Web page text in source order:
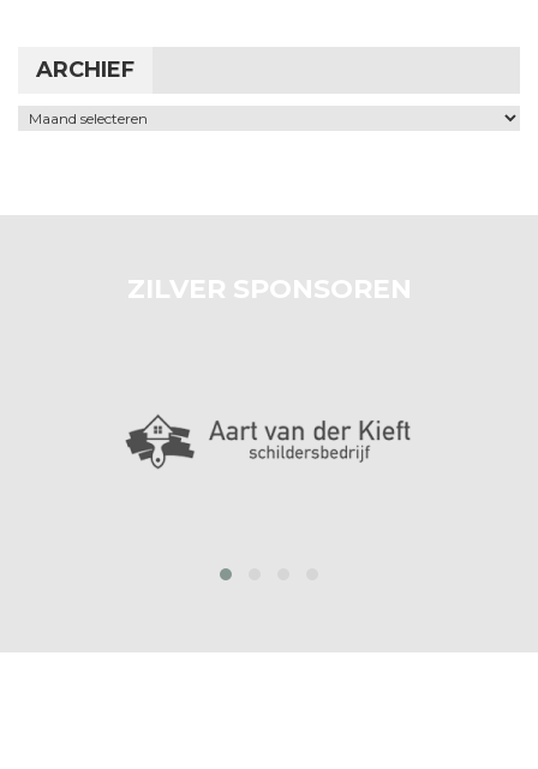
ARCHIEF
Archief
ZILVER SPONSOREN
prev